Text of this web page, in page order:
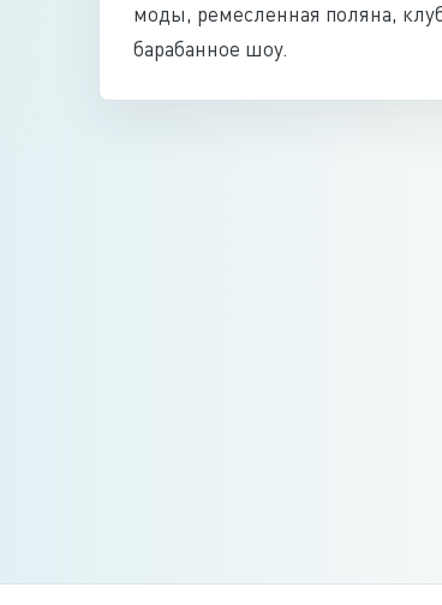
моды, ремесленная поляна,
барабанное шоу.